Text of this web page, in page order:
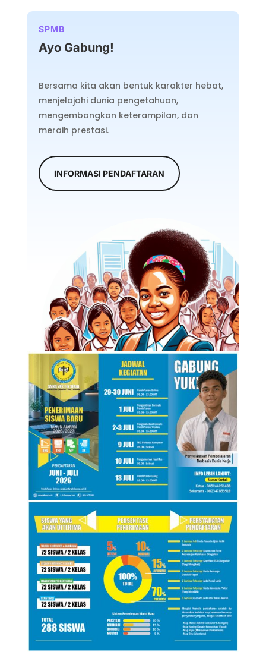
SPMB
Ayo Gabung!
Bersama kita akan bentuk karakter hebat,
menjelajahi dunia pengetahuan,
mengembangkan keterampilan, dan
meraih prestasi.
INFORMASI PENDAFTARAN